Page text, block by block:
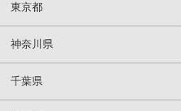
東京都
神奈川県
千葉県